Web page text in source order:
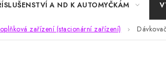
A ND K AUTOMYČKÁM
zařízení (stacionární zařízení)